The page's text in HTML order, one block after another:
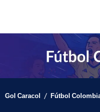
Gol Caracol / Fútbol